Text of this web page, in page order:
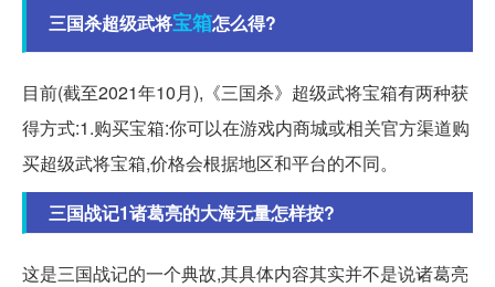
三国杀超级武将宝箱怎么得?
目前(截至2021年10月),《三国杀》超级武将宝箱有两种获
得方式:1.购买宝箱:你可以在游戏内商城或相关官方渠道购
买超级武将宝箱,价格会根据地区和平台的不同。
三国战记1诸葛亮的大海无量怎样按?
这是三国战记的一个典故,其具体内容其实并不是说诸葛亮